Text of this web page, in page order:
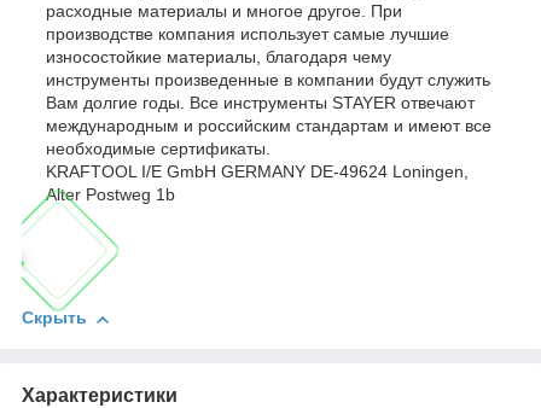
расходные материалы и многое другое. При
производстве компания использует самые лучшие
износостойкие материалы, благодаря чему
инструменты произведенные в компании будут служить
Вам долгие годы. Все инструменты STAYER отвечают
международным и российским стандартам и имеют все
необходимые сертификаты.
KRAFTOOL I/E GmbH GERMANY DE-49624 Loningen,
Alter Postweg 1b
Скрыть
Характеристики